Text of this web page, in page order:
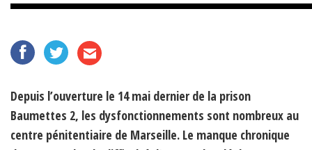
Depuis l’ouverture le 14 mai dernier de la prison
Baumettes 2, les dysfonctionnements sont nombreux au
centre pénitentiaire de Marseille. Le manque chronique